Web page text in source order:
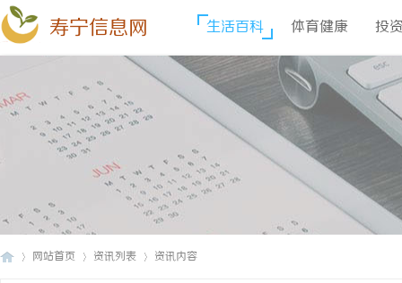
寿宁信息网 生活百科 体育健康 投
网站首页 资讯列表 资讯内容